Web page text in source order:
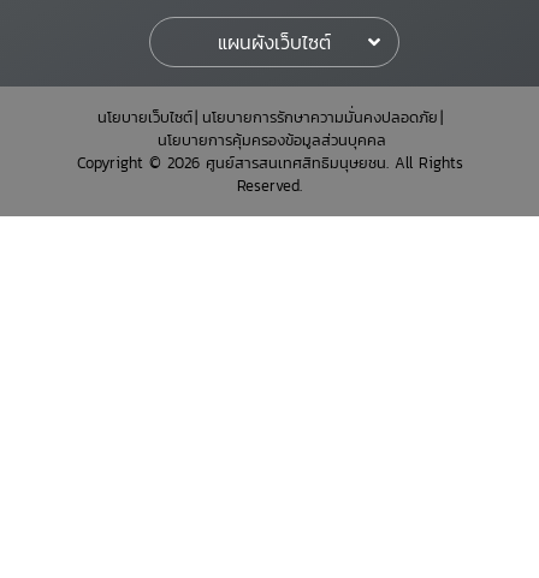
แผนผังเว็บไซต์
นโยบายเว็บไซต์ นโยบายการรักษาความมั่นคงปลอดภัย
นโยบายการคุ้มครองข้อมูลส่วนบุคคล
Copyright © 2026 ศูนย์สารสนเทศสิทธิมนุษยชน. All Rights
Reserved.